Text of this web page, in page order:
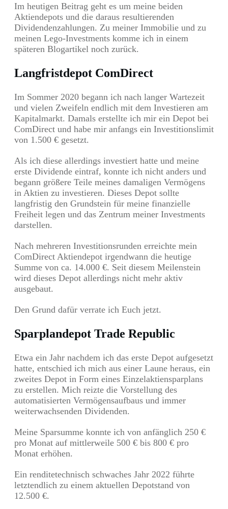
Im heutigen Beitrag geht es um meine beiden
Aktiendepots und die daraus resultierenden
Dividendenzahlungen. Zu meiner Immobilie und zu
meinen Lego-Investments komme ich in einem
späteren Blogartikel noch zurück.
Langfristdepot ComDirect
Im Sommer 2020 begann ich nach langer Wartezeit
und vielen Zweifeln endlich mit dem Investieren am
Kapitalmarkt. Damals erstellte ich mir ein Depot bei
ComDirect und habe mir anfangs ein Investitionslimit
von 1.500 € gesetzt.
Als ich diese allerdings investiert hatte und meine
erste Dividende eintraf, konnte ich nicht anders und
begann größere Teile meines damaligen Vermögens
in Aktien zu investieren. Dieses Depot sollte
langfristig den Grundstein für meine finanzielle
Freiheit legen und das Zentrum meiner Investments
darstellen.
Nach mehreren Investitionsrunden erreichte mein
ComDirect Aktiendepot irgendwann die heutige
Summe von ca. 14.000 €. Seit diesem Meilenstein
wird dieses Depot allerdings nicht mehr aktiv
ausgebaut.
Den Grund dafür verrate ich Euch jetzt.
Sparplandepot Trade Republic
Etwa ein Jahr nachdem ich das erste Depot aufgesetzt
hatte, entschied ich mich aus einer Laune heraus, ein
zweites Depot in Form eines Einzelaktiensparplans
zu erstellen. Mich reizte die Vorstellung des
automatisierten Vermögensaufbaus und immer
weiterwachsenden Dividenden.
Meine Sparsumme konnte ich von anfänglich 250 €
pro Monat auf mittlerweile 500 € bis 800 € pro
Monat erhöhen.
Ein renditetechnisch schwaches Jahr 2022 führte
letztendlich zu einem aktuellen Depotstand von
12.500 €.